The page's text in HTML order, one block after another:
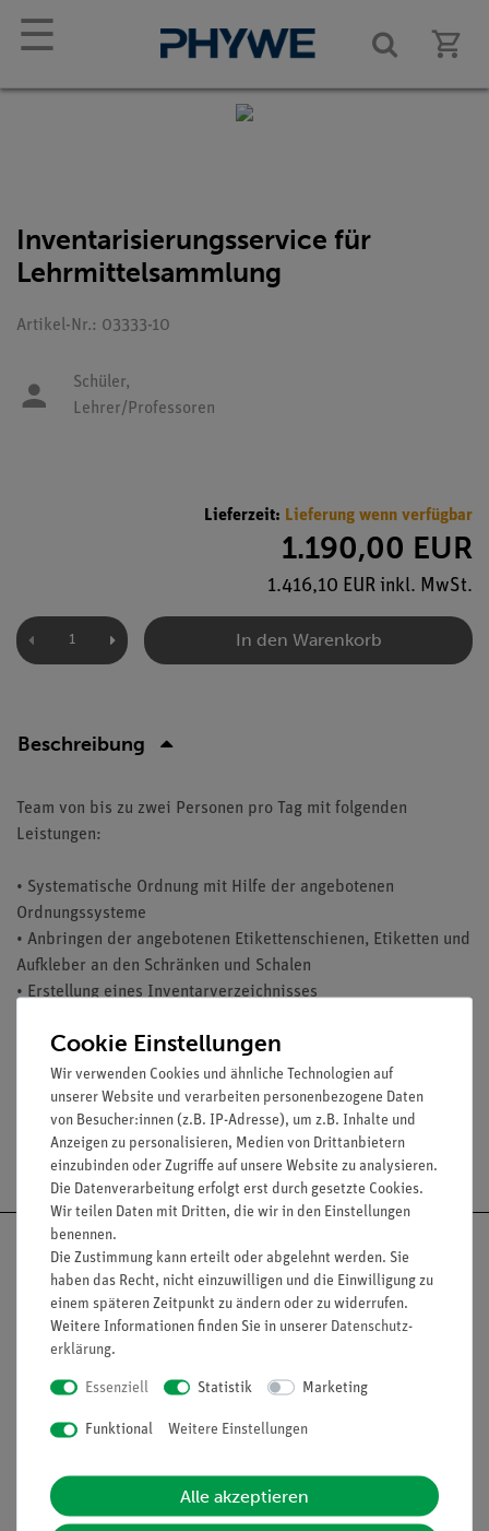
☰
Inventarisierungsservice für
Lehrmittelsammlung
Artikel-Nr.: 03333-10
Schüler,
Lehrer/Professoren
Lieferzeit: Lieferung wenn verfügbar
1.190,00 EUR
1.416,10 EUR inkl. MwSt.
In den Warenkorb
Beschreibung
Team von bis zu zwei Personen pro Tag mit folgenden
Leistungen:
• Systematische Ordnung mit Hilfe der angebotenen
Ordnungssysteme
• Anbringen der angebotenen Etikettenschienen, Etiketten und
Aufkleber an den Schränken und Schalen
• Erstellung eines Inventarverzeichnisses
übergeben
Versandkostenfrei ab 300,- €
Nach oben
Informationen
Projekte und Lösungen
Beratung & Showroom
Cookie Einstellungen
Wir verwenden Cookies und ähnliche Technologien auf
unserer Website und verarbeiten personenbezogene Daten
von Besucher:innen (z.B. IP-Adresse), um z.B. Inhalte und
Anzeigen zu personalisieren, Medien von Drittanbietern
einzubinden oder Zugriffe auf unsere Website zu analysieren.
Die Datenverarbeitung erfolgt erst durch gesetzte Cookies.
Wir teilen Daten mit Dritten, die wir in den Einstellungen
benennen.
Die Zustimmung kann erteilt oder abgelehnt werden. Sie
haben das Recht, nicht einzuwilligen und die Einwilligung zu
einem späteren Zeitpunkt zu ändern oder zu widerrufen.
Weitere Informationen finden Sie in unserer Daten­schutz­
erklärung.
Essenziell Statistik Marketing
Funktional Weitere Einstellungen
Alle akzeptieren